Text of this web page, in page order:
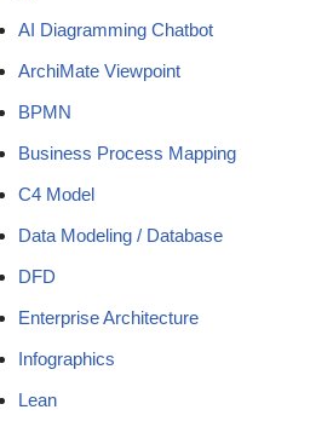
AI Diagramming Chatbot
ArchiMate Viewpoint
BPMN
Business Process Mapping
C4 Model
Data Modeling / Database
DFD
Enterprise Architecture
Infographics
Lean